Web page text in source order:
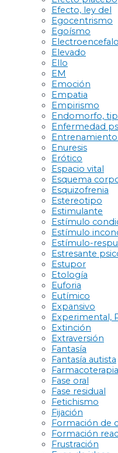
Efecto, ley del
Egocentrismo
Egoísmo
Elevado
Ello
EM
Emoción
Empatia
Empirismo
Endomorfo,
Enfermedad
Enuresis
Erótico
Espacio vital
Esquema
Esquizofrenia
Estereotipo
Estimulante
Estímulo
Estímulo
Estímulo-
Estresante
Estupor
Etología
Euforia
Eutímico
Expansivo
Experimental,
Extinción
Extraversión
Fantasía
Fantasía autista
Fase oral
Fase residual
Fetichismo
Fijación
Formación de
Formación
Frustración